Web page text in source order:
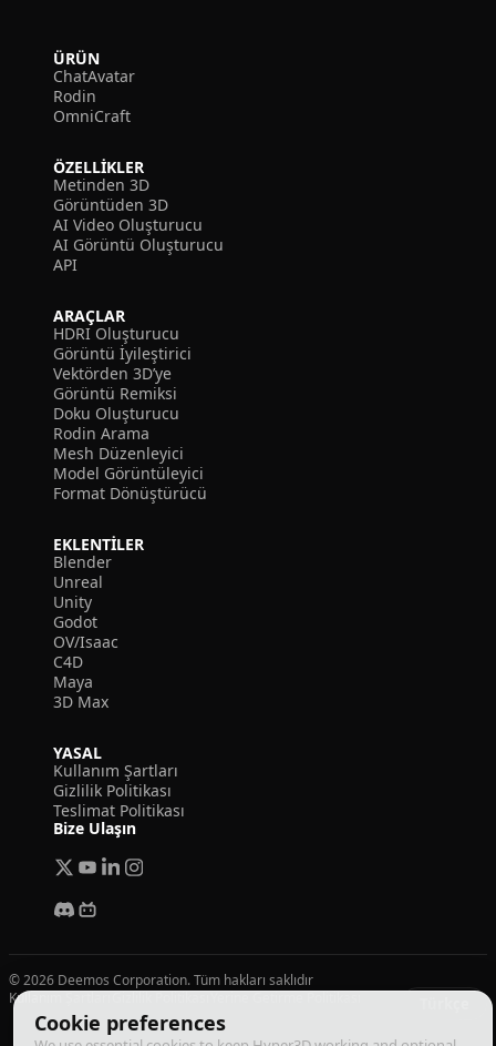
Cookie preferences
ÜRÜN
ChatAvatar
Rodin
OmniCraft
ÖZELLIKLER
Metinden 3D
Görüntüden 3D
AI Video Oluşturucu
AI Görüntü Oluşturucu
API
ARAÇLAR
HDRI Oluşturucu
Görüntü İyileştirici
Vektörden 3D’ye
Görüntü Remiksi
Doku Oluşturucu
Rodin Arama
Mesh Düzenleyici
Model Görüntüleyici
Format Dönüştürücü
EKLENTILER
Blender
Unreal
Unity
Godot
OV/Isaac
C4D
Maya
3D Max
YASAL
Kullanım Şartları
Gizlilik Politikası
Teslimat Politikası
Bize Ulaşın
© 2026 Deemos Corporation. Tüm hakları saklıdır
Kullanım Şartları